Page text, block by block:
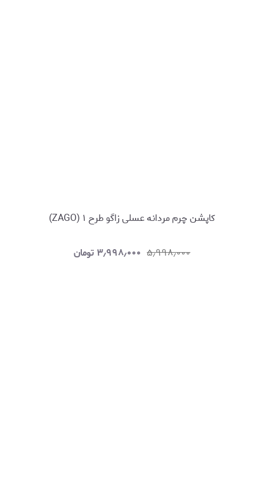
کاپشن چرم مردانه عسلی زاگو طرح ۱ (ZAGO)
۵٫۹۹۸٫۰۰۰ ۳٫۹۹۸٫۰۰۰ تومان